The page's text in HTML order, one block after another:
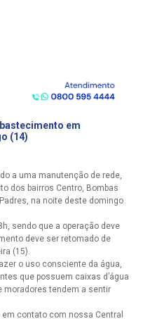
em
(14)
a uma manutenção de rede,
dos bairros Centro, Bombas
na noite deste domingo
sendo que a operação deve
deve ser retomado de
(15).
o uso consciente da água,
que possuem caixas d’água
moradores tendem a sentir
contato com nossa Central